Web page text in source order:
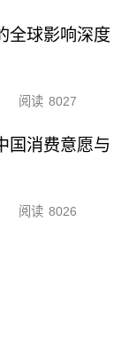
全球影响深度
阅读 8027
国消费意愿与
阅读 8026